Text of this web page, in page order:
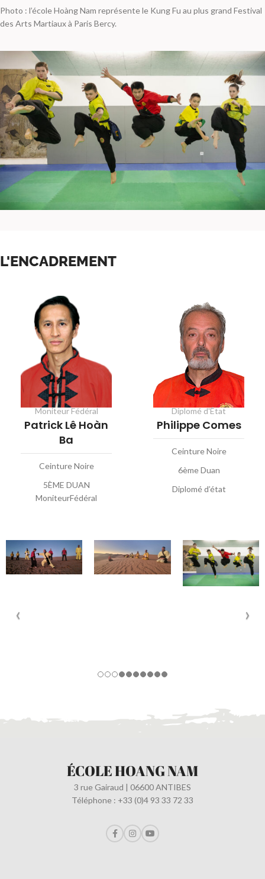
Photo : l’école Hoàng Nam représente le Kung Fu au plus grand Festival
des Arts Martiaux à Paris Bercy.
L'ENCADREMENT
Moniteur Fédéral
Patrick Lê Hoàn
Ba
Ceinture Noire
5ÈME DUAN
MoniteurFédéral
Diplomé d'État
Philippe Comes
Ceinture Noire
6ème Duan
Diplomé d’état
ÉCOLE HOANG NAM
3 rue Gairaud | 06600 ANTIBES
Téléphone : +33 (0)4 93 33 72 33